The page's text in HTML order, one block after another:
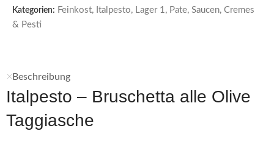
Kategorien: Feinkost, Italpesto, Lager 1, Pate, Saucen, Cremes
& Pesti
Beschreibung
Italpesto – Bruschetta alle Olive
Taggiasche